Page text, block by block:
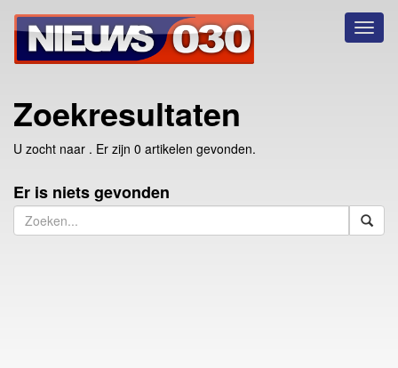
Zoekresultaten
U zocht naar . Er zijn 0 artikelen gevonden.
Er is niets gevonden